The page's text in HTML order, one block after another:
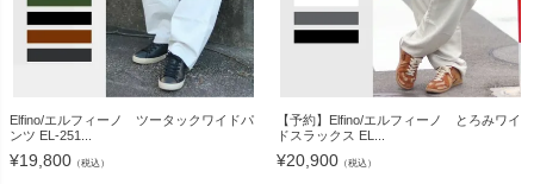
Elfino/エルフィーノ ツータックワイドパ
ンツ EL-251...
¥19,800 （税込）
【予約】Elfino/エルフィーノ とろみワイ
ドスラックス EL...
¥20,900 （税込）